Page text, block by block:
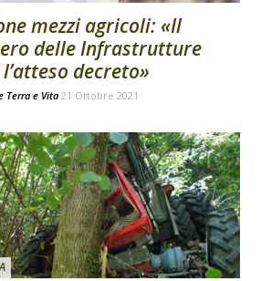
mezzi agricoli: «Il
delle Infrastrutture
decreto»
Terra e Vita21 Ottobre 2021